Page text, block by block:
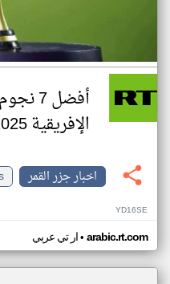
أفضل
الإفريقية 2025
اخبار جزر القمر
YD16SE
ار تي عربي• arabic.rt.com